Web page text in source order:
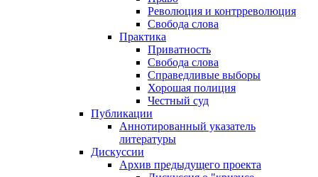
Революция и контрреволюция
Свобода слова
Практика
Приватность
Свобода слова
Справедливые выборы
Хорошая полиция
Честный суд
Публикации
Аннотированный указатель
литературы
Дискуссии
Архив предыдущего проекта